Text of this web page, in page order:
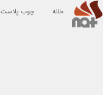
خانه چوب پلاست